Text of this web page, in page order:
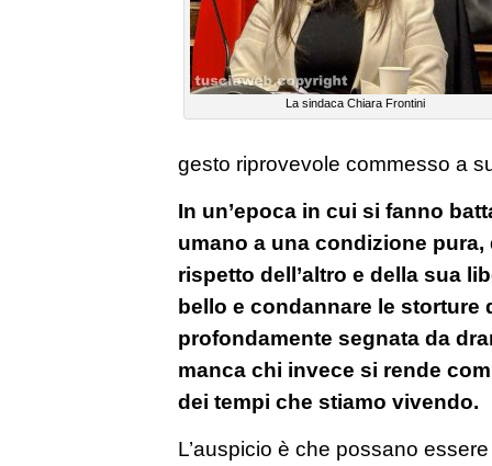
La sindaca Chiara Frontini
gesto riprovevole commesso a
In un’epoca in cui si fanno
umano a una condizione
rispetto dell’altro e della sua
bello e condannare le storture
profondamente segnata da
manca chi invece si rende
dei tempi che stiamo vivendo.
L’auspicio è che possano